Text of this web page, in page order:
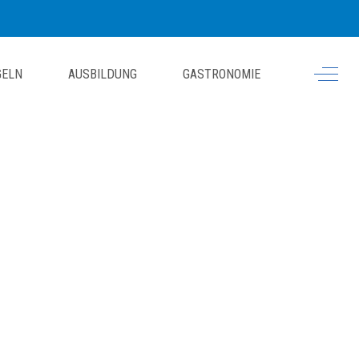
AUSBILDUNG GASTRONOMIE Off-